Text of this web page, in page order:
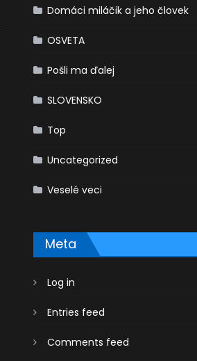
Domáci miláčik a jeho človek
OSVETA
Pošli ma ďalej
SLOVENSKO
Top
Uncategorized
Veselé veci
Meta
Log in
Entries feed
Comments feed